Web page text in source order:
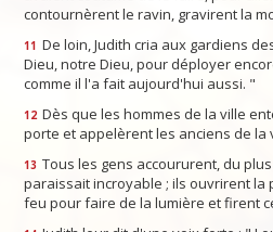
contournèrent le ravin, gravirent la
11
De loin, Judith cria aux gardiens
Dieu, notre Dieu, pour déployer
comme il l'a fait aujourd'hui aussi. "
12 Dès que les hommes de la ville
porte et appelèrent les anciens de la
13 Tous les gens accoururent, du
paraissait incroyable ; ils ouvrirent la
feu pour faire de la lumière et firent